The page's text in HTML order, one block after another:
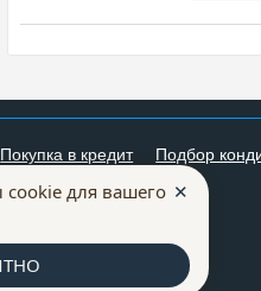
Покупка в кредит Подбор
+7 (473)259-07-75
mkm@mklimata.ru
для вашего ✕